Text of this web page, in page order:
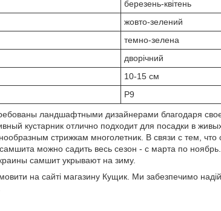
березень-квітень
жовто-зелений
темно-зелена
дворічний
10-15 см
P9
ландшафтными дизайнерами благодаря
кустарник отлично подходит для посадки в
стрижкам многолетник. В связи с тем, что
можно садить весь сезон - с марта по
самшит укрывают на зиму.
на сайті магазину Кущик. Ми забезпечимо